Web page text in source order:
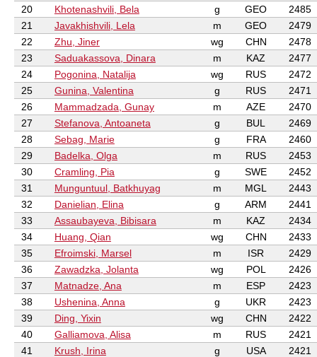
20
Khotenashvili, Bela g GEO
2485
21
Javakhishvili, Lela m GEO
2479
22
Zhu, Jiner wg CHN
2478
23
Saduakassova, Dinara m KAZ
2477
24
Pogonina, Natalija wg RUS
2472
25
Gunina, Valentina g RUS
2471
26
Mammadzada, Gunay m AZE
2470
27
Stefanova, Antoaneta g BUL
2469
28
Sebag, Marie g FRA
2460
29
Badelka, Olga m RUS
2453
30
Cramling, Pia g SWE
2452
31
Munguntuul, Batkhuyag m MGL
2443
32
Danielian, Elina g ARM
2441
33
Assaubayeva, Bibisara m KAZ
2434
34
Huang, Qian wg CHN
2433
35
Efroimski, Marsel m ISR
2429
36
Zawadzka, Jolanta wg POL
2426
37
Matnadze, Ana m ESP
2423
38
Ushenina, Anna g UKR
2423
39
Ding, Yixin wg CHN
2422
40
Galliamova, Alisa m RUS
2421
41
Krush, Irina g USA
2421